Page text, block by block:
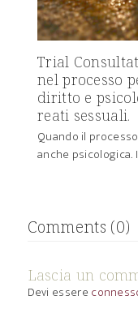
Trial
nel processo
diritto e
reati sessuali.
Quando il
anche
Comments (0)
Lascia un
Devi essere